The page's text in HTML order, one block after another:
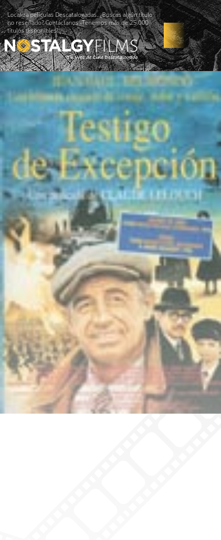
Localiza películas Descatalogadas. ¿Buscas algún título
no reseñado? Contáctanos -Tenemos más de 25.000
títulos disponibles!